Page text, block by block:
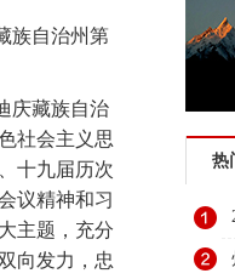
虚无主义有害信息举报专区
五开启新征程
预防艾滋 珍爱生命 “
病日”宣传活动
里行 习近平外交思想
族自治州第
庆藏族自治
社会主义思
十九届历次
议精神和习
主题，充分
向发力，忠
热